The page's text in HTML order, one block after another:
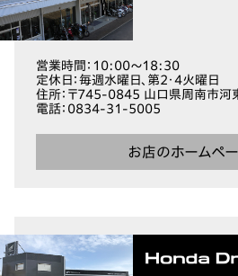
営業時間 ：10:00～18:30
定休日 ：毎週水曜日、第2・4火曜日
住所：〒745-0845 山口県周南市
電話：0834-31-5005
お店のホームペ